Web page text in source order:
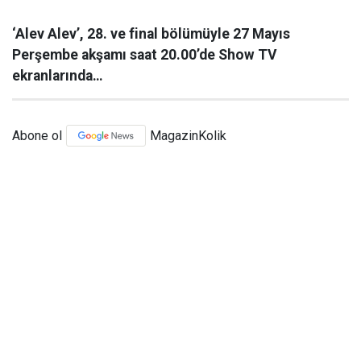
‘Alev Alev’, 28. ve final bölümüyle 27 Mayıs
Perşembe akşamı saat 20.00’de Show TV
ekranlarında…
Abone ol MagazinKolik